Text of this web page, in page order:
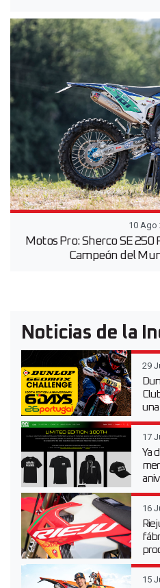
10 Ago
Motos Pro: Sherco SE 250
Campeón del
Noticias de la
29
una
17
Ya
16
15